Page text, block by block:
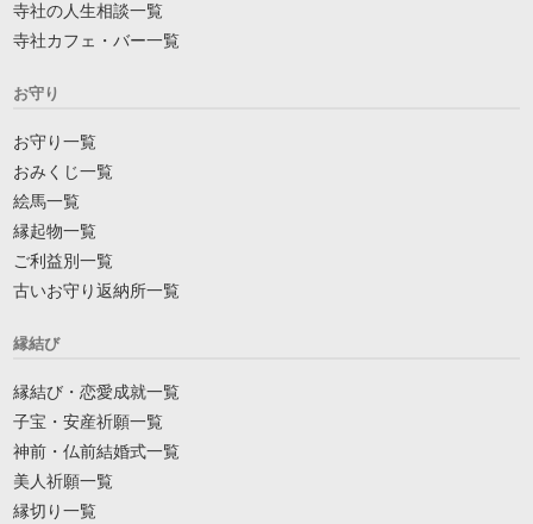
寺社の人生相談一覧
寺社カフェ・バー一覧
お守り
お守り一覧
おみくじ一覧
絵馬一覧
縁起物一覧
ご利益別一覧
古いお守り返納所一覧
縁結び
縁結び・恋愛成就一覧
子宝・安産祈願一覧
神前・仏前結婚式一覧
美人祈願一覧
縁切り一覧